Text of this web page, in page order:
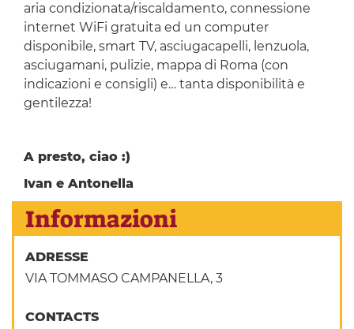
aria condizionata/riscaldamento, connessione
internet WiFi gratuita ed un computer
disponibile, smart TV, asciugacapelli, lenzuola,
asciugamani, pulizie, mappa di Roma (con
indicazioni e consigli) e… tanta disponibilità e
gentilezza!
A presto, ciao :)
Ivan e Antonella
Informazioni
ADRESSE
VIA TOMMASO CAMPANELLA, 3
CONTACTS